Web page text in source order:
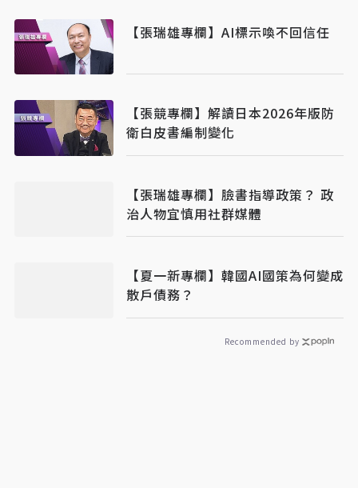
【張瑞雄專欄】AI標示喚不回信任
【張競專欄】解讀日本2026年版防
衛白皮書編制變化
【張瑞雄專欄】臉書指導政策？ 政
治人物宜慎用社群媒體
【夏一新專欄】韓國AI國策為何變成
散戶債務？
Recommended by